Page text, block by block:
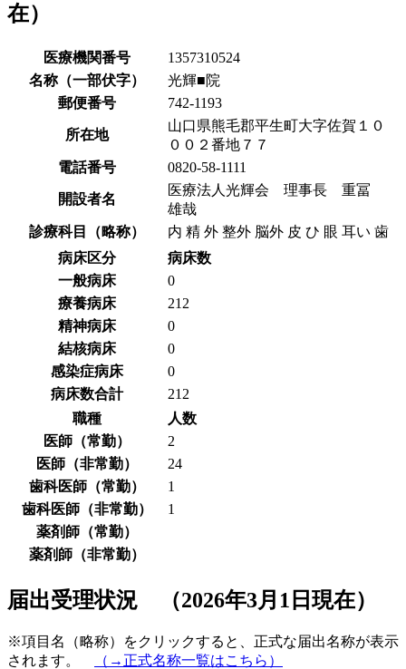
在）
医療機関番号
1357310524
名称（一部伏字）
光輝■院
郵便番号
742-1193
所在地
山口県熊毛郡平生町大字佐賀１０
００２番地７７
電話番号
0820-58-1111
開設者名
医療法人光輝会 理事長 重冨
雄哉
診療科目（略称）
内 精 外 整外 脳外 皮 ひ 眼 耳い 歯
病床区分
病床数
一般病床
0
療養病床
212
精神病床
0
結核病床
0
感染症病床
0
病床数合計
212
職種
人数
医師（常勤）
2
医師（非常勤）
24
歯科医師（常勤）
1
歯科医師（非常勤）
1
薬剤師（常勤）
薬剤師（非常勤）
届出受理状況 （2026年3月1日現在）
※項目名（略称）をクリックすると、正式な届出名称が表示
されます。
（→正式名称一覧はこちら）